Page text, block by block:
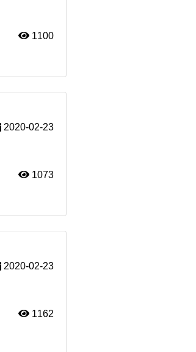
1100
2020-02-23
1073
2020-02-23
1162